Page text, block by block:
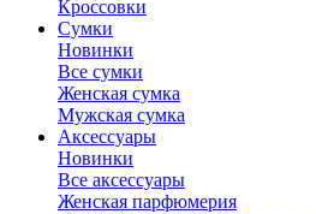
Кроссовки
Сумки
Новинки
Все сумки
Женская сумка
Мужская сумка
Аксессуары
Новинки
Все аксессуары
Женская парфюмерия